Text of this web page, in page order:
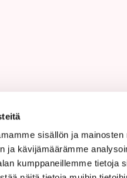
sisällön ja
ja kävijämäärämme
kumppaneillemme tietoja